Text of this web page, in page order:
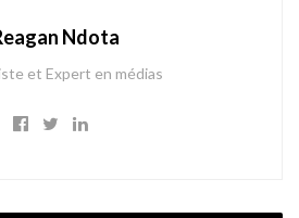
Ndota
et Expert en médias